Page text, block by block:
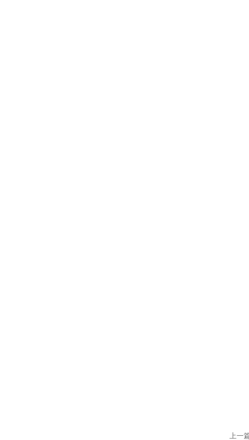
上一